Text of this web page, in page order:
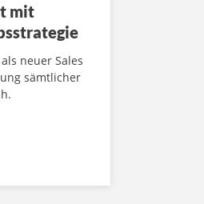
mit
neuer Sales
sämtlicher